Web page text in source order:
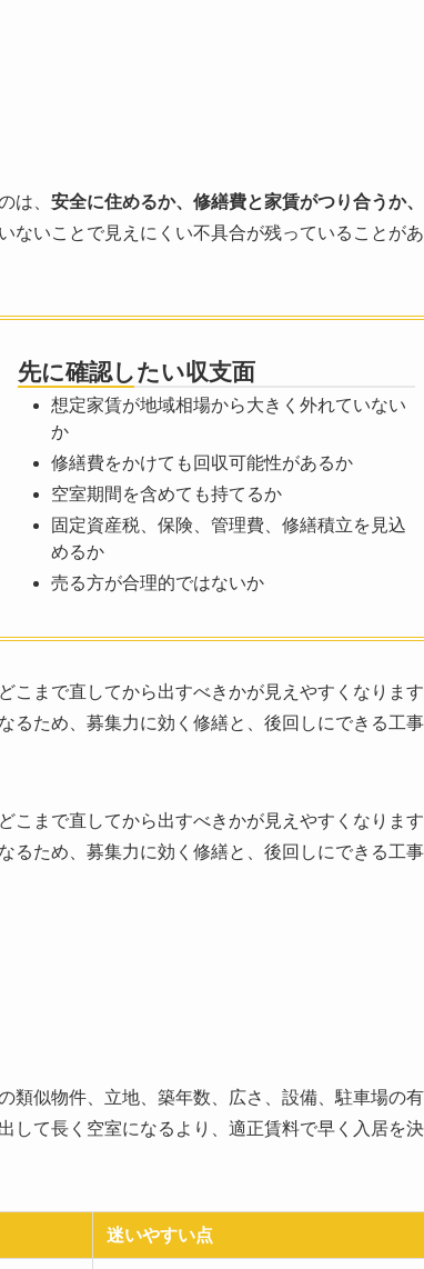
は、 安全に住めるか、修繕費と家賃がつり合うか
ないことで見えにくい不具合が残っていることが
先に確認したい収支面
想定家賃が地域相場から大きく外れていない
か
修繕費をかけても回収可能性があるか
空室期間を含めても持てるか
固定資産税、保険、管理費、修繕積立を見込
めるか
売る方が合理的ではないか
こまで直してから出すべきかが見えやすくなりま
るため、募集力に効く修繕と、後回しにできる工
こまで直してから出すべきかが見えやすくなりま
るため、募集力に効く修繕と、後回しにできる工
類似物件、立地、築年数、広さ、設備、駐車場の有
して長く空室になるより、適正賃料で早く入居を
迷いやすい点